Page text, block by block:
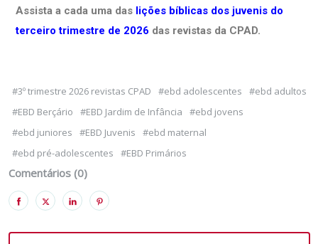
Assista a cada uma das lições bíblicas dos juvenis do
terceiro trimestre de 2026 das revistas da CPAD.
#3º trimestre 2026 revistas CPAD #ebd adolescentes
#ebd adultos
#EBD Berçário
#EBD Jardim de Infância
#ebd jovens
#ebd juniores
#EBD Juvenis
#ebd maternal
#ebd pré-adolescentes
#EBD Primários
Comentários (0)